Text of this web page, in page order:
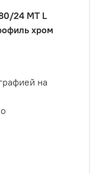
24 МТ L
хром
на